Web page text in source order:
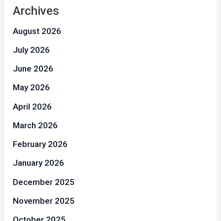
Archives
August 2026
July 2026
June 2026
May 2026
April 2026
March 2026
February 2026
January 2026
December 2025
November 2025